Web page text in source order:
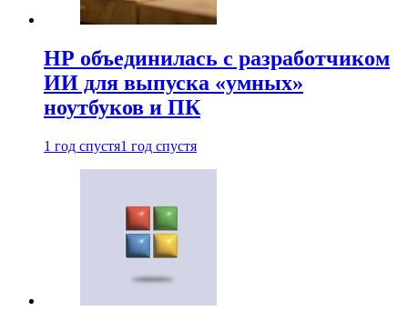
HP объединилась с разработчиком
ИИ для выпуска «умных»
ноутбуков и ПК
1 год спустя1 год спустя